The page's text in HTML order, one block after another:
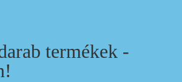
termékek -